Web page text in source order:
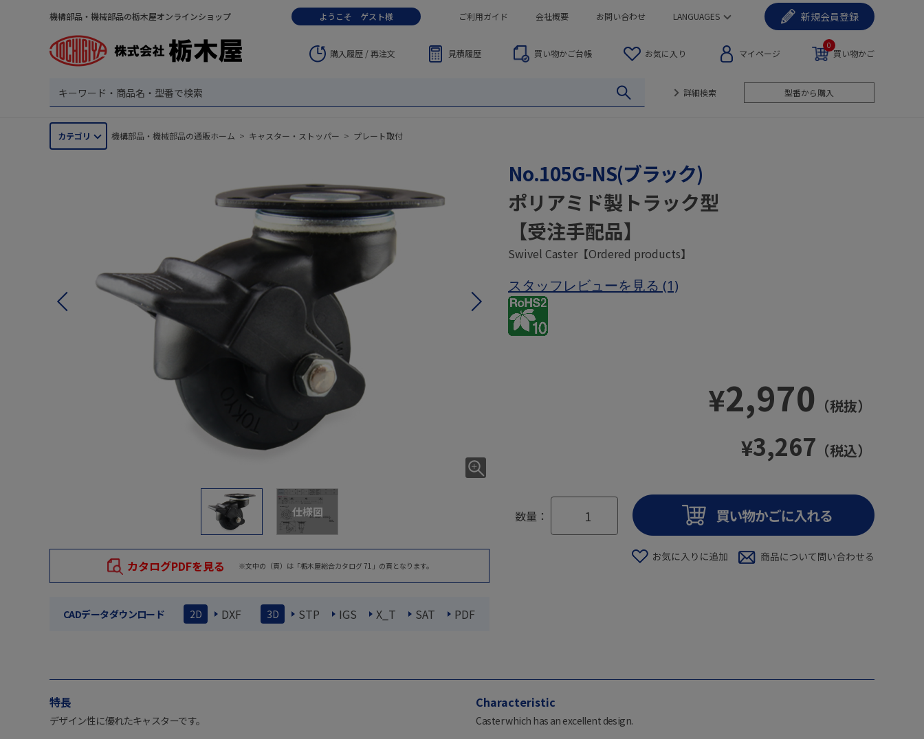
機構部品・機械部品の栃木屋オンラインショップ ようこそ ゲスト様 ご利用ガイド 会社概要 お問い合わせ LANGUAGES 新規会員登録
購入履歴 / 再注文 見積履歴 買い物かご台帳 お気に入り マイページ 買い物かご
0
詳細検索 型番から購入
カテゴリ 機構部品・機械部品の通販ホーム > キャスター・ストッパー > プレート取付
仕様図
カタログPDFを見る ※文中の（頁）は「栃木屋総合カタログ 71」の頁となります。
CADデータダウンロード 2D DXF 3D STP IGS X_T SAT PDF
No.105G-NS(ブラック)
ポリアミド製トラック型
【受注手配品】
Swivel Caster【Ordered products】
スタッフレビューを見る (1)
¥2,970 （税抜）
¥3,267 （税込）
数量：
特長
デザイン性に優れたキャスターです。
Characteristic
Caster which has an excellent design.